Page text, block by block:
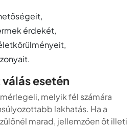
érdekét,
esetén
melyik fél számára
lakhatás. Ha a
marad, jellemzően őt illeti